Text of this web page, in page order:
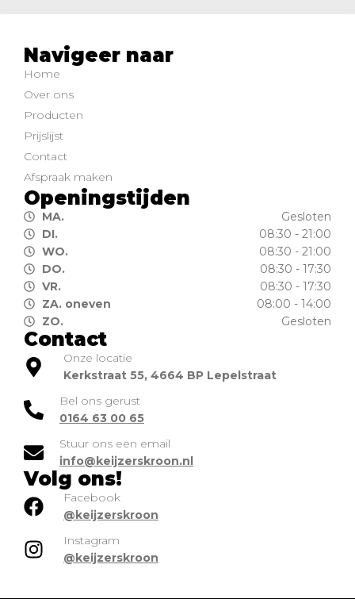
Navigeer naar
Home
Over ons
Producten
Prijslijst
Contact
Afspraak maken
Openingstijden
MA.
Gesloten
DI.
08:30 - 21:00
WO.
08:30 - 21:00
DO.
08:30 - 17:30
VR.
08:30 - 17:30
ZA. oneven
08:00 - 14:00
ZO.
Gesloten
Contact
Onze locatie
Kerkstraat 55, 4664 BP Lepelstraat
Bel ons gerust
0164 63 00 65
Stuur ons een email
info@keijzerskroon.nl
Volg ons!
Facebook
@keijzerskroon
Instagram
@keijzerskroon